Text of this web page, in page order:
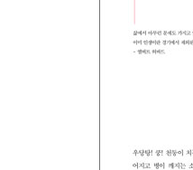
도전하기엔 너
- 가슴이 뜨거